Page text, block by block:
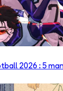
2026 : 5